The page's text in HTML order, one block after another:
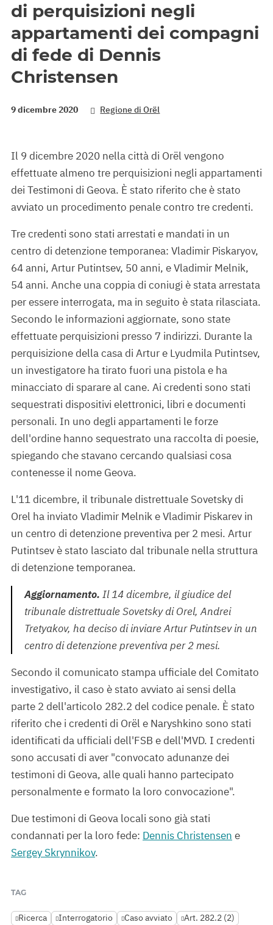
di perquisizioni negli
appartamenti dei compagni
di fede di Dennis
Christensen
9 dicembre 2020 Regione di Orël
Il 9 dicembre 2020 nella città di Orël vengono
effettuate almeno tre perquisizioni negli appartamenti
dei Testimoni di Geova. È stato riferito che è stato
avviato un procedimento penale contro tre credenti.
Tre credenti sono stati arrestati e mandati in un
centro di detenzione temporanea: Vladimir Piskaryov,
64 anni, Artur Putintsev, 50 anni, e Vladimir Melnik,
54 anni. Anche una coppia di coniugi è stata arrestata
per essere interrogata, ma in seguito è stata rilasciata.
Secondo le informazioni aggiornate, sono state
effettuate perquisizioni presso 7 indirizzi. Durante la
perquisizione della casa di Artur e Lyudmila Putintsev,
un investigatore ha tirato fuori una pistola e ha
minacciato di sparare al cane. Ai credenti sono stati
sequestrati dispositivi elettronici, libri e documenti
personali. In uno degli appartamenti le forze
dell'ordine hanno sequestrato una raccolta di poesie,
spiegando che stavano cercando qualsiasi cosa
contenesse il nome Geova.
L'11 dicembre, il tribunale distrettuale Sovetsky di
Orel ha inviato Vladimir Melnik e Vladimir Piskarev in
un centro di detenzione preventiva per 2 mesi. Artur
Putintsev è stato lasciato dal tribunale nella struttura
di detenzione temporanea.
Aggiornamento. Il 14 dicembre, il giudice del
tribunale distrettuale Sovetsky di Orel, Andrei
Tretyakov, ha deciso di inviare Artur Putintsev in un
centro di detenzione preventiva per 2 mesi.
Secondo il comunicato stampa ufficiale del Comitato
investigativo, il caso è stato avviato ai sensi della
parte 2 dell'articolo 282.2 del codice penale. È stato
riferito che i credenti di Orël e Naryshkino sono stati
identificati da ufficiali dell'FSB e dell'MVD. I credenti
sono accusati di aver "convocato adunanze dei
testimoni di Geova, alle quali hanno partecipato
personalmente e formato la loro convocazione".
Due testimoni di Geova locali sono già stati
condannati per la loro fede: Dennis Christensen e
Sergey Skrynnikov.
TAG
Ricerca Interrogatorio Caso avviato Art. 282.2 (2)